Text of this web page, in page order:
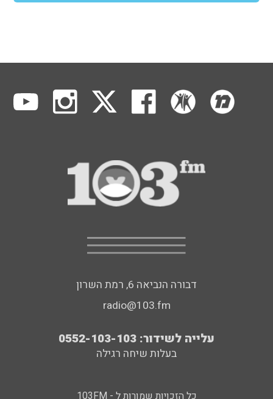
דבורה הנביאה 6, רמת השרון
radio@103.fm
עלייה לשידור: 0552-103-103
בעלות שיחה רגילה
כל הזכויות שמורות ל - 103FM